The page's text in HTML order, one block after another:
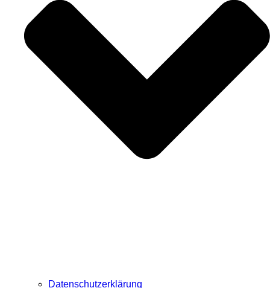
Datenschutzerklärung